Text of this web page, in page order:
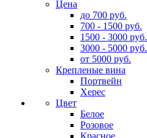
Цена
до 700 руб.
700 - 1500 руб.
1500 - 3000 руб.
3000 - 5000 руб.
от 5000 руб.
Крепленые вина
Портвейн
Херес
Цвет
Белое
Розовое
Красное